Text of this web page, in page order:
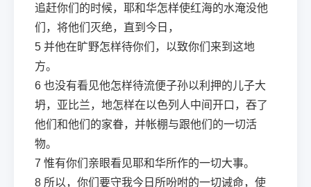
追赶你们的时候，耶和华怎样使红海的水淹没他
们，将他们灭绝，直到今日，
5 并他在旷野怎样待你们，以致你们来到这地
方。
6 也没有看见他怎样待流便子孙以利押的儿子大
坍，亚比兰，地怎样在以色列人中间开口，吞了
他们和他们的家眷，并帐棚与跟他们的一切活
物。
7 惟有你们亲眼看见耶和华所作的一切大事。
8 所以，你们要守我今日所吩咐的一切诫命，使